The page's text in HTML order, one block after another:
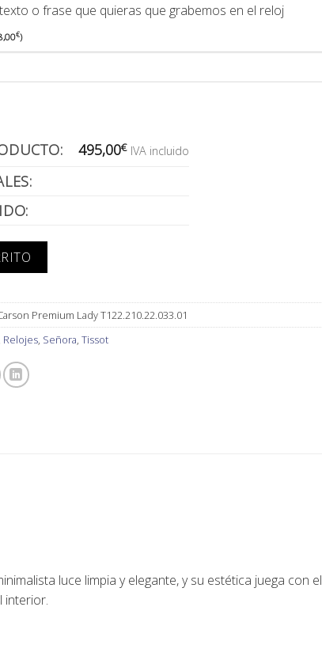
o frase que quieras que grabemos en el reloj
€)
495,00€ IVA incluido
Premium Lady T122.210.22.033.01
Relojes, Señora, Tissot
luce limpia y elegante, y su estética juega con el
interior.